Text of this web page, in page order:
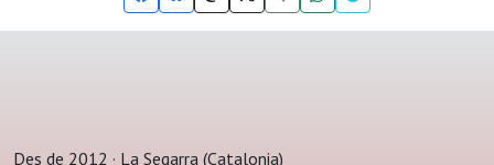
Des de 2012 · La Segarra (Catalonia)